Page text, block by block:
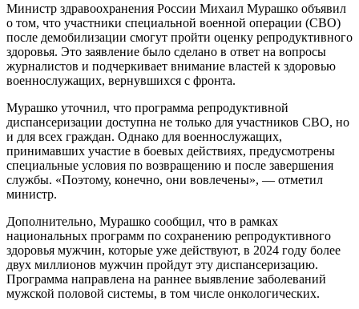
Министр здравоохранения России Михаил Мурашко объявил
о том, что участники специальной военной операции (СВО)
после демобилизации смогут пройти оценку репродуктивного
здоровья. Это заявление было сделано в ответ на вопросы
журналистов и подчеркивает внимание властей к здоровью
военнослужащих, вернувшихся с фронта.
Мурашко уточнил, что программа репродуктивной
диспансеризации доступна не только для участников СВО, но
и для всех граждан. Однако для военнослужащих,
принимавших участие в боевых действиях, предусмотрены
специальные условия по возвращению и после завершения
службы. «Поэтому, конечно, они вовлечены», — отметил
министр.
Дополнительно, Мурашко сообщил, что в рамках
национальных программ по сохранению репродуктивного
здоровья мужчин, которые уже действуют, в 2024 году более
двух миллионов мужчин пройдут эту диспансеризацию.
Программа направлена на раннее выявление заболеваний
мужской половой системы, в том числе онкологических.